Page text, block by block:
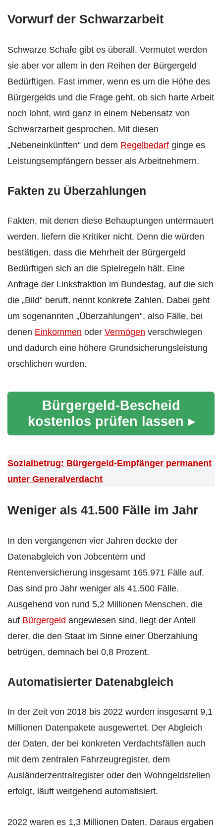
Vorwurf der Schwarzarbeit
Schwarze Schafe gibt es überall. Vermutet werden
sie aber vor allem in den Reihen der Bürgergeld
Bedürftigen. Fast immer, wenn es um die Höhe des
Bürgergelds und die Frage geht, ob sich harte Arbeit
noch lohnt, wird ganz in einem Nebensatz von
Schwarzarbeit gesprochen. Mit diesen
„Nebeneinkünften“ und dem Regelbedarf ginge es
Leistungsempfängern besser als Arbeitnehmern.
Fakten zu Überzahlungen
Fakten, mit denen diese Behauptungen untermauert
werden, liefern die Kritiker nicht. Denn die würden
bestätigen, dass die Mehrheit der Bürgergeld
Bedürftigen sich an die Spielregeln hält. Eine
Anfrage der Linksfraktion im Bundestag, auf die sich
die „Bild“ beruft, nennt konkrete Zahlen. Dabei geht
um sogenannten „Überzahlungen“, also Fälle, bei
denen Einkommen oder Vermögen verschwiegen
und dadurch eine höhere Grundsicherungsleistung
erschlichen wurden.
Bürgergeld-Bescheid
kostenlos prüfen lassen ▸
Sozialbetrug: Bürgergeld-Empfänger permanent
unter Generalverdacht
Weniger als 41.500 Fälle im Jahr
In den vergangenen vier Jahren deckte der
Datenabgleich von Jobcentern und
Rentenversicherung insgesamt 165.971 Fälle auf.
Das sind pro Jahr weniger als 41.500 Fälle.
Ausgehend von rund 5,2 Millionen Menschen, die
auf Bürgergeld angewiesen sind, liegt der Anteil
derer, die den Staat im Sinne einer Überzahlung
betrügen, demnach bei 0,8 Prozent.
Automatisierter Datenabgleich
In der Zeit von 2018 bis 2022 wurden insgesamt 9,1
Millionen Datenpakete ausgewertet. Der Abgleich
der Daten, der bei konkreten Verdachtsfällen auch
mit dem zentralen Fahrzeugregister, dem
Ausländerzentralregister oder den Wohngeldstellen
erfolgt, läuft weitgehend automatisiert.
2022 waren es 1,3 Millionen Daten. Daraus ergaben